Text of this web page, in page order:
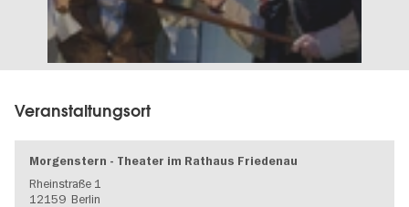
Veranstaltungsort
Morgenstern - Theater im Rathaus Friedenau
Rheinstraße 1
12159 Berlin